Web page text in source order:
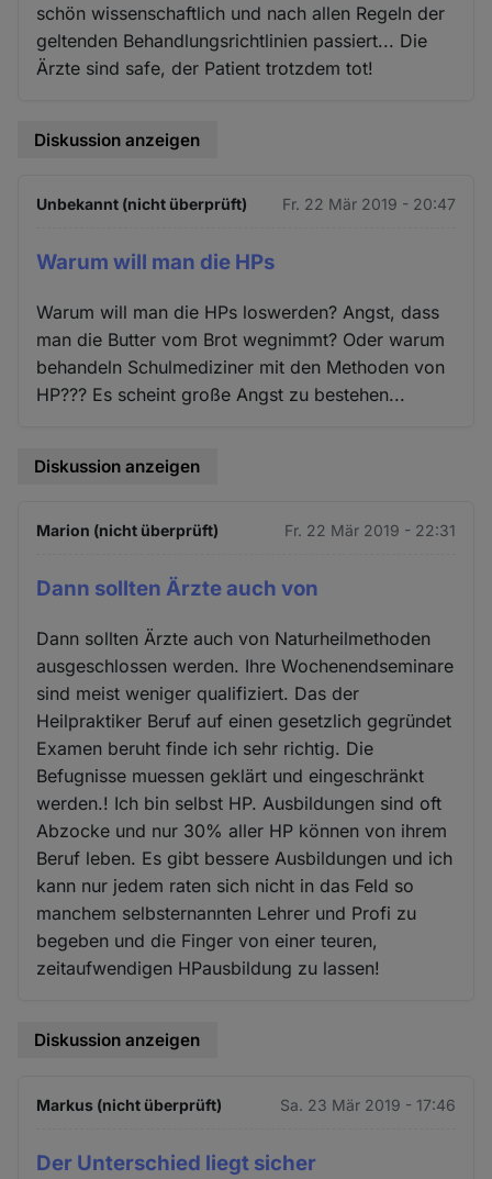
schön wissenschaftlich und nach allen Regeln der
geltenden Behandlungsrichtlinien passiert... Die
Ärzte sind safe, der Patient trotzdem tot!
Diskussion anzeigen
Unbekannt (nicht überprüft) Fr. 22 Mär 2019 - 20:47
Warum will man die HPs
Warum will man die HPs loswerden? Angst, dass
man die Butter vom Brot wegnimmt? Oder warum
behandeln Schulmediziner mit den Methoden von
HP??? Es scheint große Angst zu bestehen...
Diskussion anzeigen
Marion (nicht überprüft) Fr. 22 Mär 2019 - 22:31
Dann sollten Ärzte auch von
Dann sollten Ärzte auch von Naturheilmethoden
ausgeschlossen werden. Ihre Wochenendseminare
sind meist weniger qualifiziert. Das der
Heilpraktiker Beruf auf einen gesetzlich gegründet
Examen beruht finde ich sehr richtig. Die
Befugnisse muessen geklärt und eingeschränkt
werden.! Ich bin selbst HP. Ausbildungen sind oft
Abzocke und nur 30% aller HP können von ihrem
Beruf leben. Es gibt bessere Ausbildungen und ich
kann nur jedem raten sich nicht in das Feld so
manchem selbsternannten Lehrer und Profi zu
begeben und die Finger von einer teuren,
zeitaufwendigen HPausbildung zu lassen!
Diskussion anzeigen
Markus (nicht überprüft) Sa. 23 Mär 2019 - 17:46
Der Unterschied liegt sicher